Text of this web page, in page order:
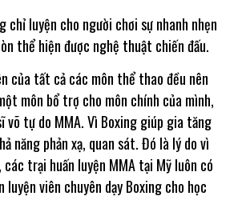
chỉ luyện cho người chơi sự nhanh nhẹn
thể hiện được nghệ thuật chiến đấu.
của tất cả các môn thể thao đều nên
môn bổ trợ cho môn chính của mình,
võ tự do MMA. Vì Boxing giúp gia tăng
năng phản xạ, quan sát. Đó là lý do vì
trại huấn luyện MMA tại Mỹ luôn có
viên chuyên dạy Boxing cho học